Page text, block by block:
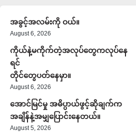
အခွင့်အလမ်းကို ဝယ်။
August 6, 2026
ကိုယ်နဲ့မကိုက်တဲ့အလုပ်တွေကလုပ်နေ
ရင်
တိုင်တွေပတ်နေမှာ။
August 6, 2026
အောင်မြင်မှု အဓိပ္ပာယ်ဖွင့်ဆိုချက်က
အချိန်နဲ့အမျှပြောင်းနေတယ်။
August 5, 2026